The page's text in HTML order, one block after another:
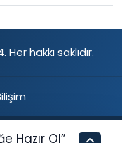
hakkı saklıdır.
Hazır Ol”